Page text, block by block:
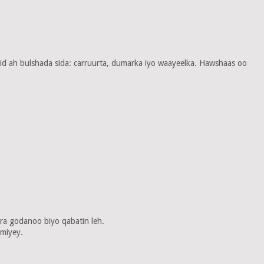
bulshada sida: carruurta, dumarka iyo waayeelka. Hawshaas oo
godanoo biyo qabatin leh.